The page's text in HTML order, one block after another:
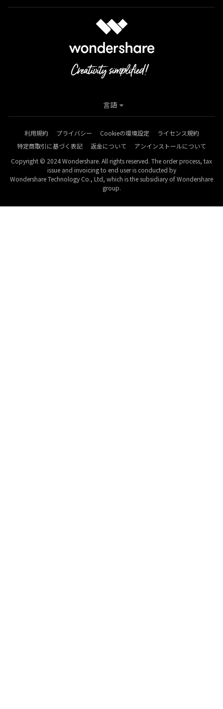
利用規約 プライバシー Cookieの環境設定
ライセンス規約
特定商取引に基づく表記
返金について
アンインストールについて
Copyright © 2024 Wondershare. All rights reserved. The order process, tax
issue and invoicing to end user is conducted by
Wondershare Technology Co., Ltd, which is the subsidiary of Wondershare
group.
言語